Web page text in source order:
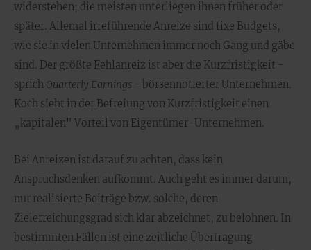
widerstehen; die meisten unterliegen ihnen früher oder
später. Allemal irreführende Anreize sind fixe Budgets,
wie sie in vielen Unternehmen immer noch Gang und gäbe
sind. Der größte Fehlanreiz ist aber die Kurzfristigkeit -
sprich Quarterly Earnings - börsennotierter Unternehmen.
Koch sieht in der Befreiung von Kurzfristigkeit einen
„kapitalen" Vorteil von Eigentümer-Unternehmen.
Bei Anreizen ist darauf zu achten, dass kein
Anspruchsdenken aufkommt. Auch geht es immer darum,
nur realisierte Beiträge bzw. solche, deren
Zielerreichungsgrad sich klar abzeichnet, zu belohnen. In
bestimmten Fällen ist eine zeitliche Übertragung